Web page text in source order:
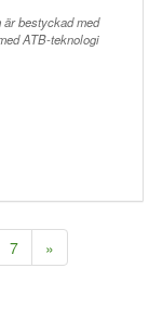
bestyckad med
ATB-teknologi
7 »